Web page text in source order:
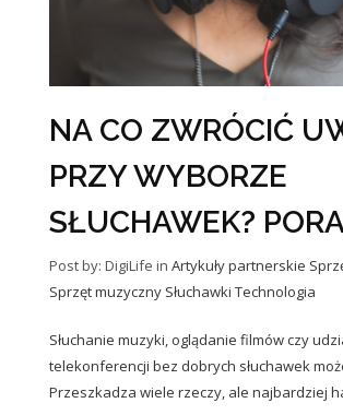
NA CO ZWRÓCIĆ
PRZY WYBORZE
SŁUCHAWEK?
Post by: DigiLife in Artykuły partnerskie
Sprzęt muzyczny Słuchawki Technologia
Słuchanie muzyki, oglądanie filmów czy
telekonferencji bez dobrych słuchawek
Przeszkadza wiele rzeczy, ale najbardziej